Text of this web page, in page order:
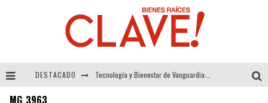
DESTACADO
_MG_3963